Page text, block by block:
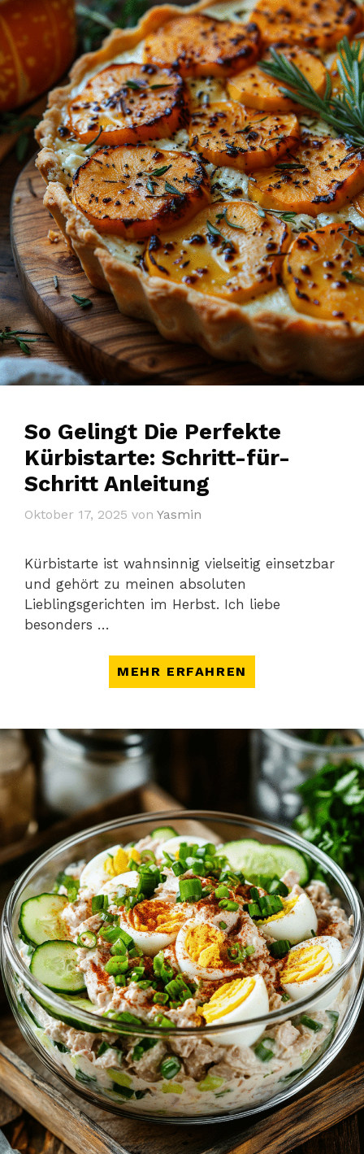
So Gelingt Die Perfekte
Kürbistarte: Schritt-für-
Schritt Anleitung
Oktober 17, 2025 vonYasmin
Kürbistarte ist wahnsinnig vielseitig einsetzbar
und gehört zu meinen absoluten
Lieblingsgerichten im Herbst. Ich liebe
besonders …
MEHR ERFAHREN